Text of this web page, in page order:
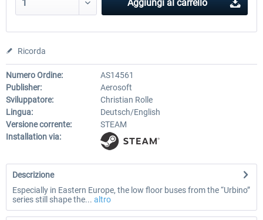
Aggiungi al carrello
Ricorda
Numero Ordine:
AS14561
Publisher:
Aerosoft
Sviluppatore:
Christian Rolle
Lingua:
Deutsch/English
Versione corrente:
STEAM
Installation via:
Descrizione
Especially in Eastern Europe, the low floor buses from the “Urbino”
series still shape the... altro